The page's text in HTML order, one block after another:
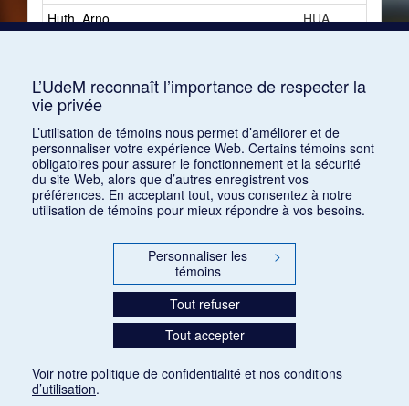
Huth, Arno
HUA
Hylton, Jack
L’UdeM reconnaît l’importance de respecter la
vie privée
L’utilisation de témoins nous permet d’améliorer et de
personnaliser votre expérience Web. Certains témoins sont
obligatoires pour assurer le fonctionnement et la sécurité
du site Web, alors que d’autres enregistrent vos
préférences. En acceptant tout, vous consentez à notre
utilisation de témoins pour mieux répondre à vos besoins.
Personnaliser les
témoins
>
Tout refuser
Tout accepter
Voir notre politique de confidentialité et nos conditions
d’utilisation.